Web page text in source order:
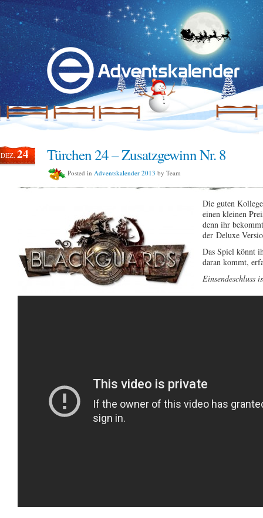
DEZ.24 Türchen 24 – Zusatzgewinn Nr. 8
Posted in Adventskalender 2013 by Team
Die guten
einen kleinen
denn ihr
der Deluxe
Das Spiel könnt
daran kommt,
Einsendeschluss